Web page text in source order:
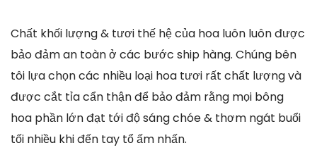
Chất khối lượng & tươi thế hệ của hoa luôn luôn được
bảo đảm an toàn ở các bước ship hàng. Chúng bên
tôi lựa chọn các nhiều loại hoa tươi rất chất lượng và
được cắt tỉa cẩn thận để bảo đảm rằng mọi bông
hoa phần lớn đạt tới độ sáng chóe & thơm ngát buổi
tối nhiều khi đến tay tổ ấm nhấn.